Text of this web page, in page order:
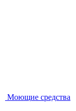
Моющие средства